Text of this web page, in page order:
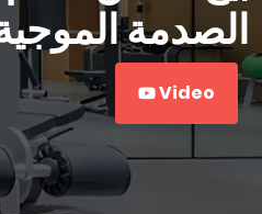
الصدمة الموجية
Video